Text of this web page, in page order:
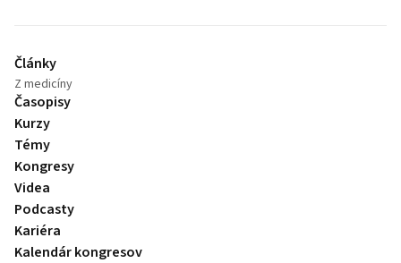
Články
Z medicíny
Časopisy
Kurzy
Témy
Kongresy
Videa
Podcasty
Kariéra
Kalendár kongresov